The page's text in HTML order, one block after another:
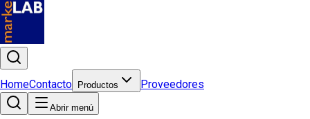
HomeContacto Productos Proveedores
Abrir menú